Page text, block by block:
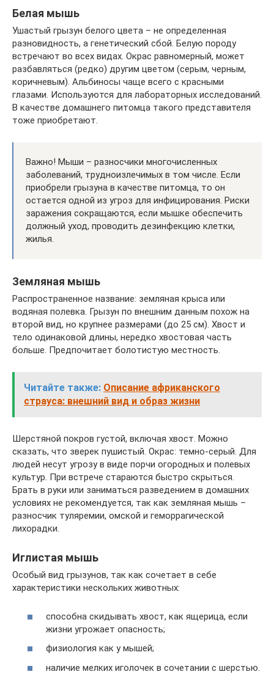
Белая мышь
Ушастый грызун белого цвета – не определенная
разновидность, а генетический сбой. Белую породу
встречают во всех видах. Окрас равномерный, может
разбавляться (редко) другим цветом (серым, черным,
коричневым). Альбиносы чаще всего с красными
глазами. Используются для лабораторных исследований.
В качестве домашнего питомца такого представителя
тоже приобретают.
Важно! Мыши – разносчики многочисленных
заболеваний, трудноизлечимых в том числе. Если
приобрели грызуна в качестве питомца, то он
остается одной из угроз для инфицирования. Риски
заражения сокращаются, если мышке обеспечить
должный уход, проводить дезинфекцию клетки,
жилья.
Земляная мышь
Распространенное название: земляная крыса или
водяная полевка. Грызун по внешним данным похож на
второй вид, но крупнее размерами (до 25 см). Хвост и
тело одинаковой длины, нередко хвостовая часть
больше. Предпочитает болотистую местность.
Читайте также: Описание африканского
страуса: внешний вид и образ жизни
Шерстяной покров густой, включая хвост. Можно
сказать, что зверек пушистый. Окрас: темно-серый. Для
людей несут угрозу в виде порчи огородных и полевых
культур. При встрече стараются быстро скрыться.
Брать в руки или заниматься разведением в домашних
условиях не рекомендуется, так как земляная мышь –
разносчик туляремии, омской и геморрагической
лихорадки.
Иглистая мышь
Особый вид грызунов, так как сочетает в себе
характеристики нескольких животных:
способна скидывать хвост, как ящерица, если
жизни угрожает опасность;
физиология как у мышей;
наличие мелких иголочек в сочетании с шерстью.